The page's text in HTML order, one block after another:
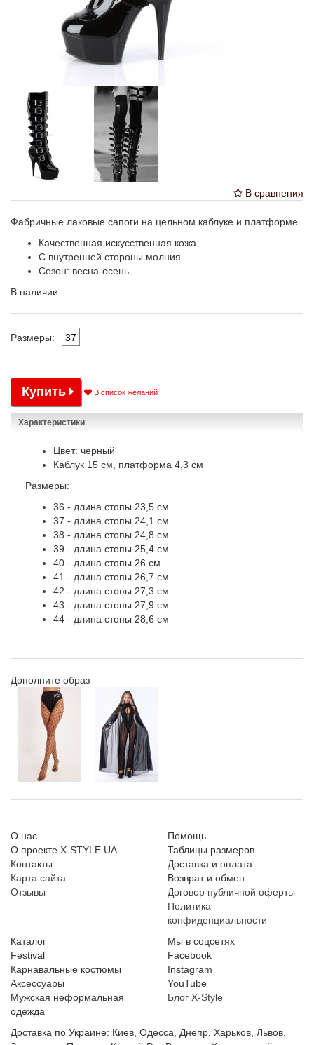
В сравнения
Фабричные лаковые сапоги на цельном каблуке и платформе.
Качественная искусственная кожа
С внутренней стороны молния
Сезон: весна-осень
В наличии
Размеры: 37
Купить В список желаний
Характеристики
Цвет: черный
Каблук 15 см, платформа 4,3 см
Размеры:
36 - длина стопы 23,5 см
37 - длина стопы 24,1 см
38 - длина стопы 24,8 см
39 - длина стопы 25,4 см
40 - длина стопы 26 см
41 - длина стопы 26,7 см
42 - длина стопы 27,3 см
43 - длина стопы 27,9 см
44 - длина стопы 28,6 см
Дополните образ
О нас
О проекте X-STYLE.UA
Контакты
Карта сайта
Отзывы
Помощь
Таблицы размеров
Доставка и оплата
Возврат и обмен
Договор публичной оферты
Политика
конфиденциальности
Каталог
Festival
Карнавальные костюмы
Аксессуары
Мужская неформальная
одежда
Мы в соцсетях
Facebook
Instagram
YouTube
Блог X-Style
Доставка по Украине: Киев, Одесса, Днепр, Харьков, Львов,